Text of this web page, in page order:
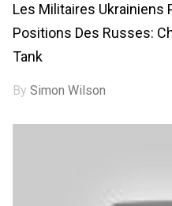
Les Militaires Ukrainiens
Positions Des Russes:
Tank
BySimon Wilson